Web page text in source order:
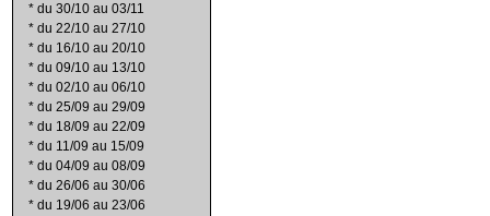
* du 30/10 au 03/11
* du 22/10 au 27/10
* du 16/10 au 20/10
* du 09/10 au 13/10
* du 02/10 au 06/10
* du 25/09 au 29/09
* du 18/09 au 22/09
* du 11/09 au 15/09
* du 04/09 au 08/09
* du 26/06 au 30/06
* du 19/06 au 23/06